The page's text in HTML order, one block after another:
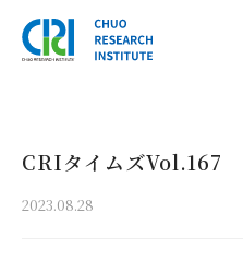
CRIタイムズVol.167
2023.08.28